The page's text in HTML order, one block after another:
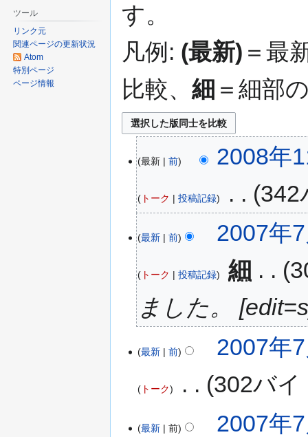
移
動
す。
凡例: (最新) ＝最
比較、 細 ＝細部
最新 前 2008年
トーク 投稿記録 342
最新 前 2007年
トーク 投稿記録 ‎細
ました。
最新 前 2007年
トーク 302バイ
最新 前 2007年
ツール
リンク元
関連ページの更新状況
Atom
特別ページ
ページ情報